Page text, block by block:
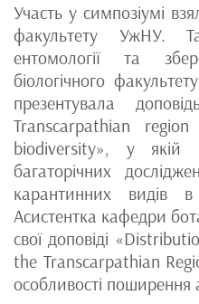
Участь у симпозіумі
факультету УжНУ.
ентомології та
біологічного факультету
презентувала
Transcarpathian
biodiversity», у якій
багаторічних
карантинних видів в
Асистентка кафедри
свої доповіді
the Transcarpathian
особливості поширення